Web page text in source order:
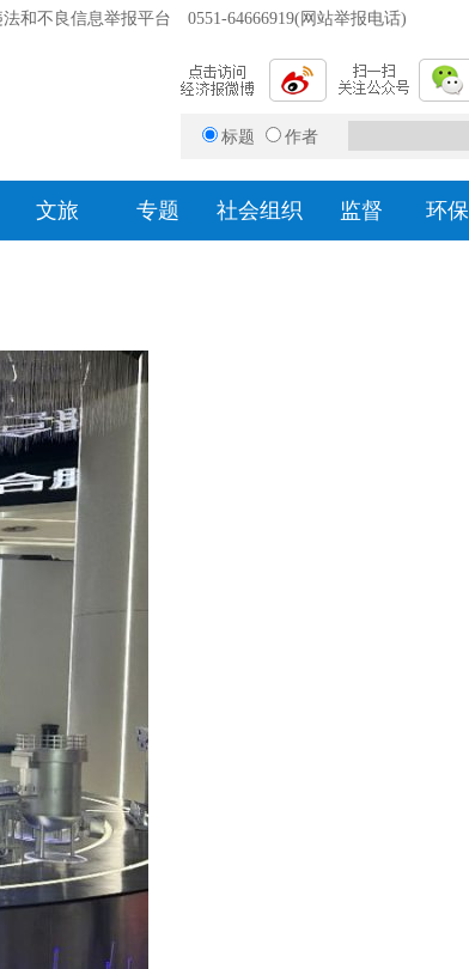
和不良信息举报平台 0551-64666919(网站举报电话)
标题 作者
文旅 专题 社会组织 监督 环保